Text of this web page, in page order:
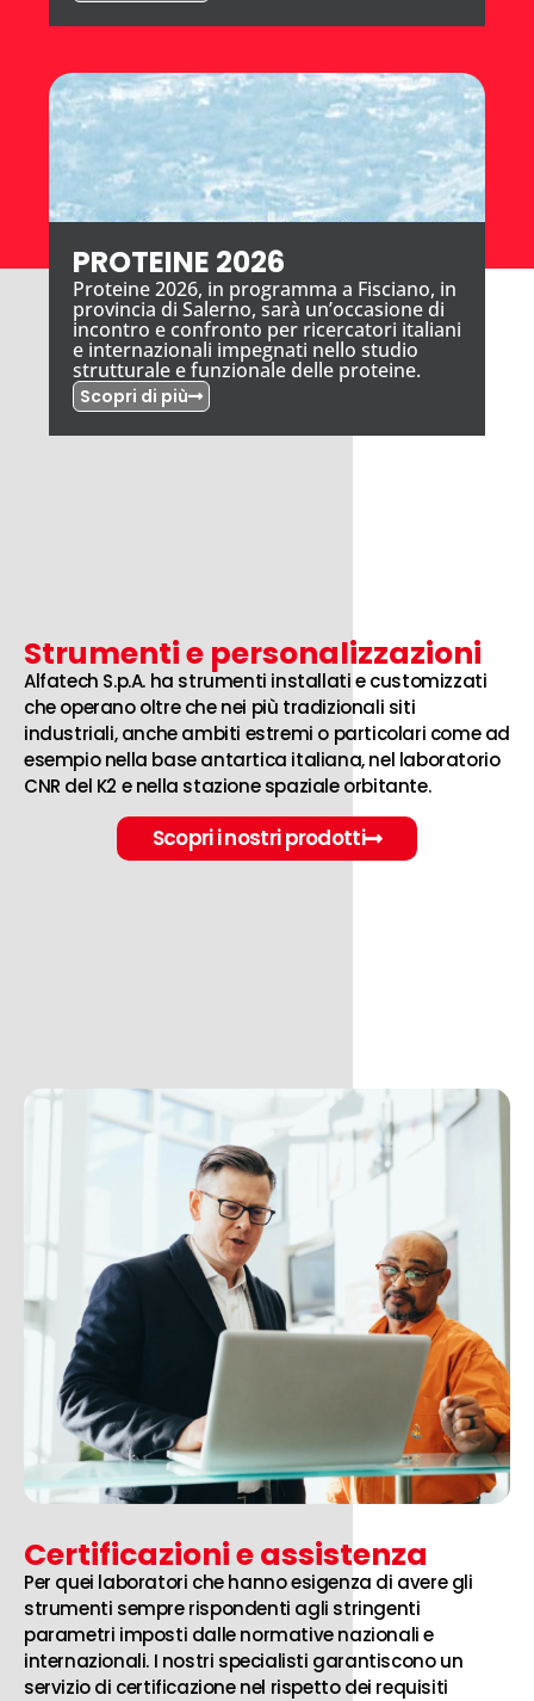
PROTEINE 2026
Proteine 2026, in programma a Fisciano, in
provincia di Salerno, sarà un’occasione di
incontro e confronto per ricercatori italiani
e internazionali impegnati nello studio
strutturale e funzionale delle proteine.
Scopri di più
Strumenti e personalizzazioni
Alfatech S.p.A. ha strumenti installati e customizzati
che operano oltre che nei più tradizionali siti
industriali, anche ambiti estremi o particolari come ad
esempio nella base antartica italiana, nel laboratorio
CNR del K2 e nella stazione spaziale orbitante.
Scopri i nostri prodotti
Certificazioni e assistenza
Per quei laboratori che hanno esigenza di avere gli
strumenti sempre rispondenti agli stringenti
parametri imposti dalle normative nazionali e
internazionali. I nostri specialisti garantiscono un
servizio di certificazione nel rispetto dei requisiti